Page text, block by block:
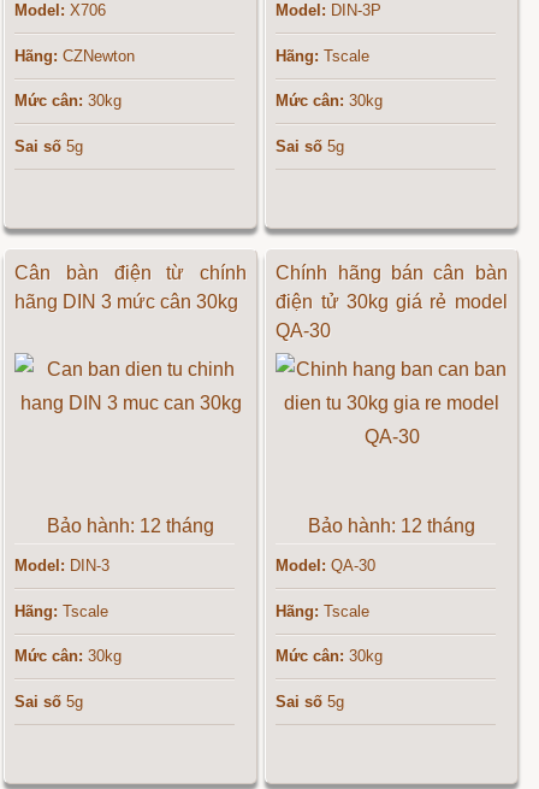
Model: X706
Hãng: CZNewton
Mức cân: 30kg
Sai số 5g
Model: DIN-3P
Hãng: Tscale
Mức cân: 30kg
Sai số 5g
Cân bàn điện từ chính
hãng DIN 3 mức cân 30kg
Bảo hành: 12 tháng
Model: DIN-3
Hãng: Tscale
Mức cân: 30kg
Sai số 5g
Chính hãng bán cân bàn
điện tử 30kg giá rẻ model
QA-30
Bảo hành: 12 tháng
Model: QA-30
Hãng: Tscale
Mức cân: 30kg
Sai số 5g